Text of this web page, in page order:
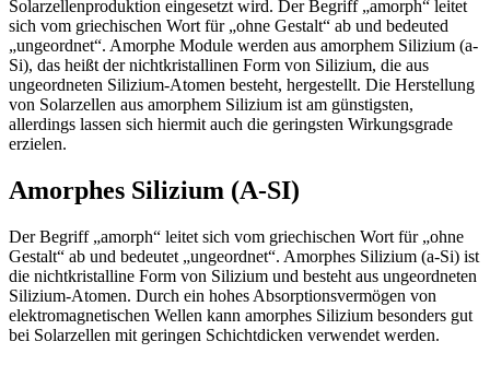
Solarzellenproduktion eingesetzt wird. Der Begriff „amorph“ leitet
sich vom griechischen Wort für „ohne Gestalt“ ab und bedeuted
„ungeordnet“. Amorphe Module werden aus amorphem Silizium (a-
Si), das heißt der nichtkristallinen Form von Silizium, die aus
ungeordneten Silizium-Atomen besteht, hergestellt. Die Herstellung
von Solarzellen aus amorphem Silizium ist am günstigsten,
allerdings lassen sich hiermit auch die geringsten Wirkungsgrade
erzielen.
Amorphes Silizium (A-SI)
Der Begriff „amorph“ leitet sich vom griechischen Wort für „ohne
Gestalt“ ab und bedeutet „ungeordnet“. Amorphes Silizium (a-Si) ist
die nichtkristalline Form von Silizium und besteht aus ungeordneten
Silizium-Atomen. Durch ein hohes Absorptionsvermögen von
elektromagnetischen Wellen kann amorphes Silizium besonders gut
bei Solarzellen mit geringen Schichtdicken verwendet werden.